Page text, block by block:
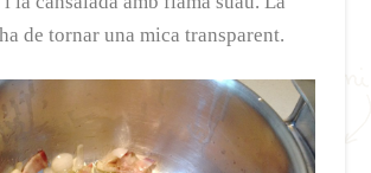
de tornar una mica transparent.